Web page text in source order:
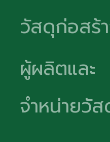
วัสดุก่อสร้
ผู้ผลิตและ
จำหน่ายวั